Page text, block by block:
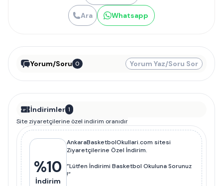
Ara Whatsapp
Yorum/Soru 0 Yorum Yaz/Soru Sor
İndirimler 1
Site ziyaretçilerine özel indirim oranıdır
%10
İndirim
AnkaraBasketbolOkullari.com sitesi
Ziyaretçilerine Özel İndirim.
”Lütfen İndirimi Basketbol Okuluna Sorunuz
!“